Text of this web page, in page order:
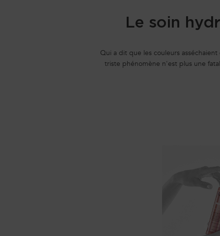
Le soin
Qui a dit que les couleurs
triste phénomène n'est plus une